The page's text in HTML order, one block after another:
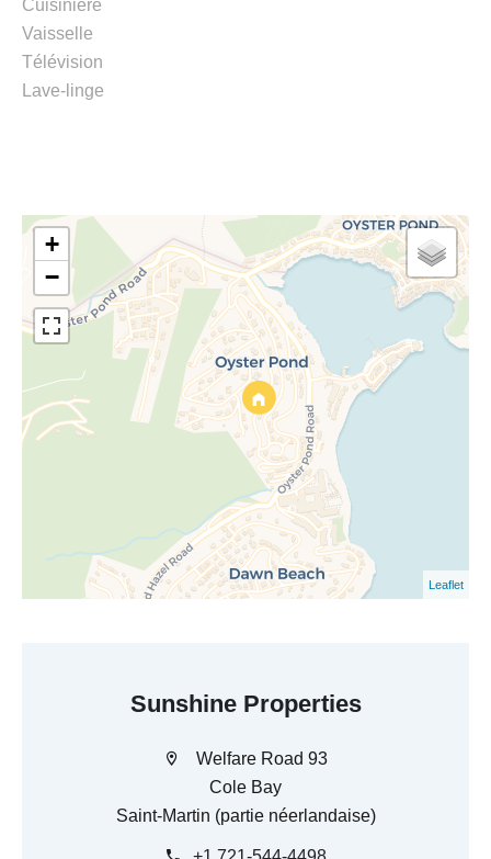
Cuisinière
Vaisselle
Télévision
Lave-linge
+
−
Leaflet
Sunshine Properties
Welfare Road 93
Cole Bay
Saint-Martin (partie néerlandaise)